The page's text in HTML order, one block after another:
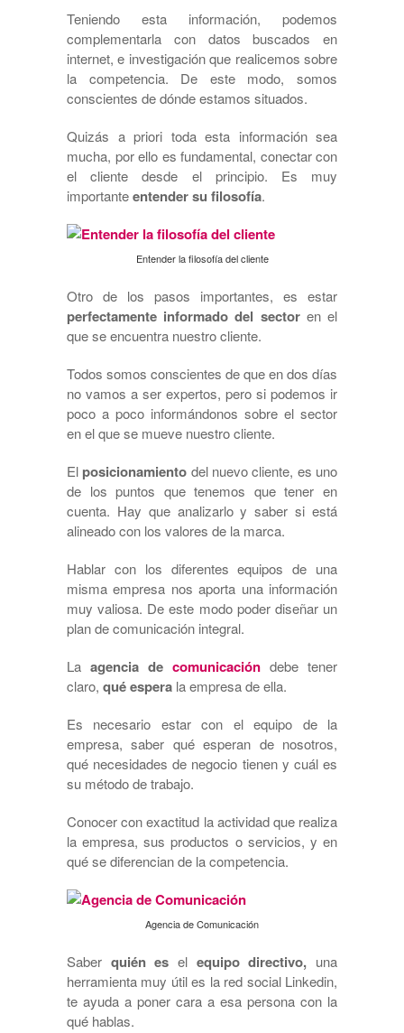
Teniendo esta información, podemos
complementarla con datos buscados en
internet, e investigación que realicemos sobre
la competencia. De este modo, somos
conscientes de dónde estamos situados.
Quizás a priori toda esta información sea
mucha, por ello es fundamental, conectar con
el cliente desde el principio. Es muy
importanteentender su filosofía.
Entender la filosofía del cliente
Otro de los pasos importantes, es estar
perfectamente informado del sectoren el
que se encuentra nuestro cliente.
Todos somos conscientes de que en dos días
no vamos a ser expertos, pero si podemos ir
poco a poco informándonos sobre el sector
en el que se mueve nuestro cliente.
El posicionamiento del nuevo cliente, es uno
de los puntos que tenemos que tener en
cuenta. Hay que analizarlo y saber si está
alineado con los valores de la marca.
Hablar con los diferentes equipos de una
misma empresa nos aporta una información
muy valiosa. De este modo poder diseñar un
plan de comunicación integral.
La agencia de comunicación debe tener
claro, qué espera la empresa de ella.
Es necesario estar con el equipo de la
empresa, saber qué esperan de nosotros,
qué necesidades de negocio tienen y cuál es
su método de trabajo.
Conocer con exactitud la actividad que realiza
la empresa, sus productos o servicios, y en
qué se diferencian de la competencia.
Agencia de Comunicación
Saber quién es el equipo directivo, una
herramienta muy útil es la red social Linkedin,
te ayuda a poner cara a esa persona con la
qué hablas.